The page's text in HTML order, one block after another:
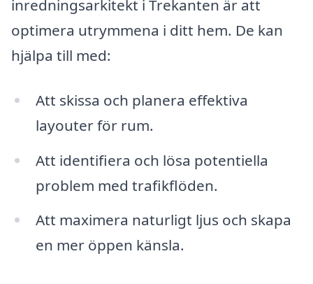
inredningsarkitekt i Trekanten är att
optimera utrymmena i ditt hem. De kan
hjälpa till med:
Att skissa och planera effektiva
layouter för rum.
Att identifiera och lösa potentiella
problem med trafikflöden.
Att maximera naturligt ljus och skapa
en mer öppen känsla.